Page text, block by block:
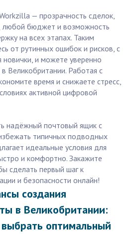
— прозрачность сделок,
любой бюджет и возможность
на всех этапах. Таким
от рутинных ошибок и рисков, с
и можете уверенно
Великобритании. Работая с
время и снижаете стресс,
активной цифровой
надёжный почтовый ящик с
типичных подводных
идеальные условия для
и комфортно. Закажите
сделать первый шаг к
и безопасности онлайн!
создания
в Великобритании:
оптимальный